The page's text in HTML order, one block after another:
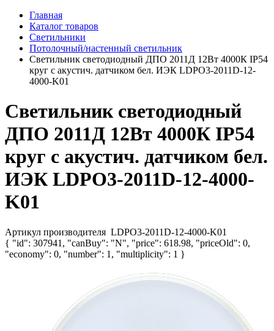
Главная
Каталог товаров
Светильники
Потолочный/настенный светильник
Светильник светодиодный ДПО 2011Д 12Вт 4000К IP54
круг с акустич. датчиком бел. ИЭК LDPO3-2011D-12-
4000-K01
Светильник светодиодный
ДПО 2011Д 12Вт 4000К IP54
круг с акустич. датчиком бел.
ИЭК LDPO3-2011D-12-4000-
K01
Артикул производителя LDPO3-2011D-12-4000-K01
{ "id": 307941, "canBuy": "N", "price": 618.98, "priceOld": 0,
"economy": 0, "number": 1, "multiplicity": 1 }